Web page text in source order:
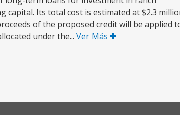
Its total cost is estimated at $2.3
of the proposed credit will be applied
under the... Ver Más